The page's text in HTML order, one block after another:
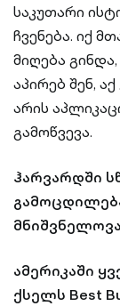
საკუთარი
ჩვენება. იქ
მიღება
აპირებ შენ,
არის
გამოწვევა.
ჰარვარდში
ამერიკაში
ქსელს Best